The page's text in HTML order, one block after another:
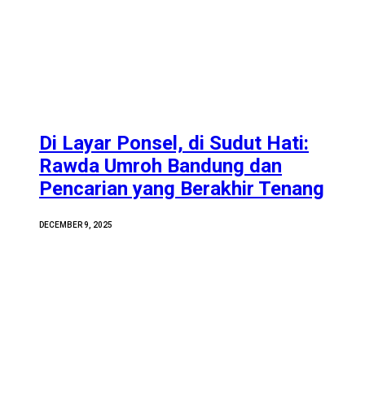
Di Layar Ponsel, di Sudut Hati:
Rawda Umroh Bandung dan
Pencarian yang Berakhir Tenang
DECEMBER 9, 2025